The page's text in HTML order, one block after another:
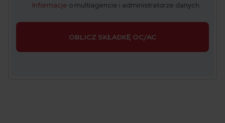
Informacje o multiagencie i administratorze danych.
OBLICZ SKŁADKĘ OC/AC